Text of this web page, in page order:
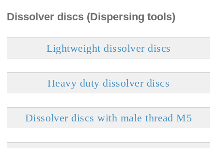
Dissolver discs (Dispersing tools)
Lightweight dissolver discs
Heavy duty dissolver discs
Dissolver discs with male thread M5